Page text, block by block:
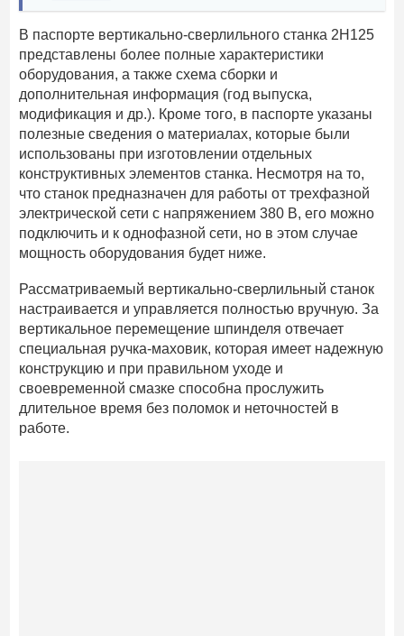
В паспорте вертикально-сверлильного станка 2Н125
представлены более полные характеристики
оборудования, а также схема сборки и
дополнительная информация (год выпуска,
модификация и др.). Кроме того, в паспорте указаны
полезные сведения о материалах, которые были
использованы при изготовлении отдельных
конструктивных элементов станка. Несмотря на то,
что станок предназначен для работы от трехфазной
электрической сети с напряжением 380 В, его можно
подключить и к однофазной сети, но в этом случае
мощность оборудования будет ниже.
Рассматриваемый вертикально-сверлильный станок
настраивается и управляется полностью вручную. За
вертикальное перемещение шпинделя отвечает
специальная ручка-маховик, которая имеет надежную
конструкцию и при правильном уходе и
своевременной смазке способна прослужить
длительное время без поломок и неточностей в
работе.